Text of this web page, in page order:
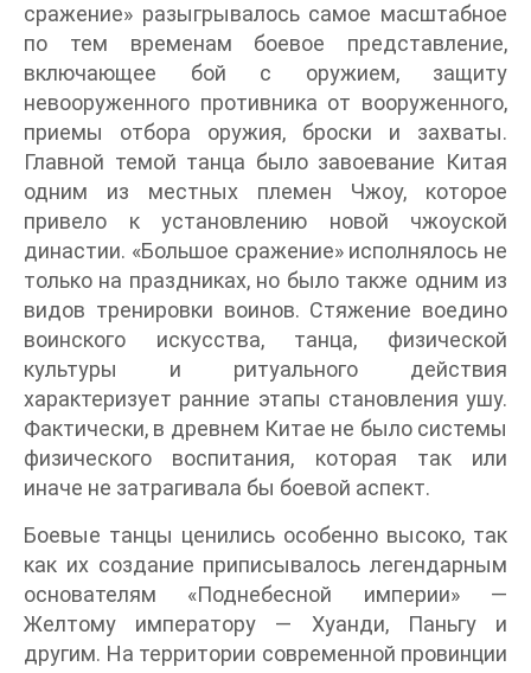
сражение» разыгрывалось самое масштабное
по тем временам боевое представление,
включающее бой с оружием, защиту
невооруженного противника от вооруженного,
приемы отбора оружия, броски и захваты.
Главной темой танца было завоевание Китая
одним из местных племен Чжоу, которое
привело к установлению новой чжоуской
династии. «Большое сражение» исполнялось не
только на праздниках, но было также одним из
видов тренировки воинов. Стяжение воедино
воинского искусства, танца, физической
культуры и ритуального действия
характеризует ранние этапы становления ушу.
Фактически, в древнем Китае не было системы
физического воспитания, которая так или
иначе не затрагивала бы боевой аспект.
Боевые танцы ценились особенно высоко, так
как их создание приписывалось легендарным
основателям «Поднебесной империи» —
Желтому императору — Хуанди, Паньгу и
другим. На территории современной провинции